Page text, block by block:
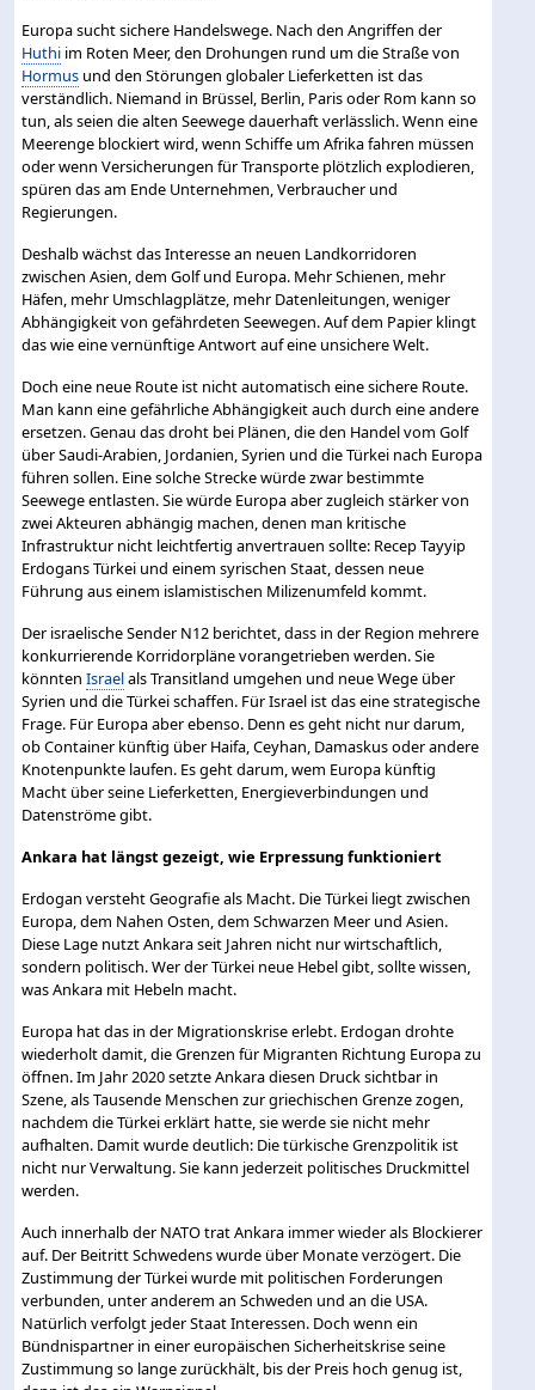
Europa sucht sichere Handelswege. Nach den Angriffen der
Huthi im Roten Meer, den Drohungen rund um die Straße von
Hormus und den Störungen globaler Lieferketten ist das
verständlich. Niemand in Brüssel, Berlin, Paris oder Rom kann so
tun, als seien die alten Seewege dauerhaft verlässlich. Wenn eine
Meerenge blockiert wird, wenn Schiffe um Afrika fahren müssen
oder wenn Versicherungen für Transporte plötzlich explodieren,
spüren das am Ende Unternehmen, Verbraucher und
Regierungen.
Deshalb wächst das Interesse an neuen Landkorridoren
zwischen Asien, dem Golf und Europa. Mehr Schienen, mehr
Häfen, mehr Umschlagplätze, mehr Datenleitungen, weniger
Abhängigkeit von gefährdeten Seewegen. Auf dem Papier klingt
das wie eine vernünftige Antwort auf eine unsichere Welt.
Doch eine neue Route ist nicht automatisch eine sichere Route.
Man kann eine gefährliche Abhängigkeit auch durch eine andere
ersetzen. Genau das droht bei Plänen, die den Handel vom Golf
über Saudi-Arabien, Jordanien, Syrien und die Türkei nach Europa
führen sollen. Eine solche Strecke würde zwar bestimmte
Seewege entlasten. Sie würde Europa aber zugleich stärker von
zwei Akteuren abhängig machen, denen man kritische
Infrastruktur nicht leichtfertig anvertrauen sollte: Recep Tayyip
Erdogans Türkei und einem syrischen Staat, dessen neue
Führung aus einem islamistischen Milizenumfeld kommt.
Der israelische Sender N12 berichtet, dass in der Region mehrere
konkurrierende Korridorpläne vorangetrieben werden. Sie
könntenIsraelals Transitland umgehen und neue Wege über
Syrien und die Türkei schaffen. Für Israel ist das eine strategische
Frage. Für Europa aber ebenso. Denn es geht nicht nur darum,
ob Container künftig über Haifa, Ceyhan, Damaskus oder andere
Knotenpunkte laufen. Es geht darum, wem Europa künftig
Macht über seine Lieferketten, Energieverbindungen und
Datenströme gibt.
Ankara hat längst gezeigt, wie Erpressung funktioniert
Erdogan versteht Geografie als Macht. Die Türkei liegt zwischen
Europa, dem Nahen Osten, dem Schwarzen Meer und Asien.
Diese Lage nutzt Ankara seit Jahren nicht nur wirtschaftlich,
sondern politisch. Wer der Türkei neue Hebel gibt, sollte wissen,
was Ankara mit Hebeln macht.
Europa hat das in der Migrationskrise erlebt. Erdogan drohte
wiederholt damit, die Grenzen für Migranten Richtung Europa zu
öffnen. Im Jahr 2020 setzte Ankara diesen Druck sichtbar in
Szene, als Tausende Menschen zur griechischen Grenze zogen,
nachdem die Türkei erklärt hatte, sie werde sie nicht mehr
aufhalten. Damit wurde deutlich: Die türkische Grenzpolitik ist
nicht nur Verwaltung. Sie kann jederzeit politisches Druckmittel
werden.
Auch innerhalb der NATO trat Ankara immer wieder als Blockierer
auf. Der Beitritt Schwedens wurde über Monate verzögert. Die
Zustimmung der Türkei wurde mit politischen Forderungen
verbunden, unter anderem an Schweden und an die USA.
Natürlich verfolgt jeder Staat Interessen. Doch wenn ein
Bündnispartner in einer europäischen Sicherheitskrise seine
Zustimmung so lange zurückhält, bis der Preis hoch genug ist,